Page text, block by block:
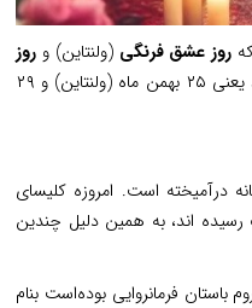
روز عشق فرنگی (ولنتاین) و روز
(سپندارمذگان) یا همان ولنتاین ایرانی به فاصله ی چهار روز از هم قرار دارند یعنی ۲۵ بهمن ماه (ولنتاین) و ۲۹
درآمیخته است. امروزه کلیسای
اند، به همین دلیل چندین
فرمانروایی بوده‌است بنام